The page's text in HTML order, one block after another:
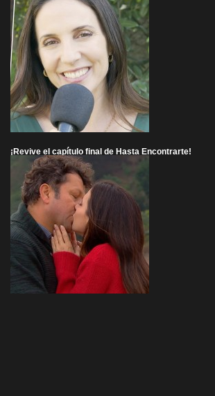
¡Revive el capítulo final de Hasta Encontrarte!